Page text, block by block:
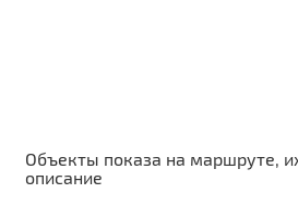
Объекты показа на маршруте,
описание